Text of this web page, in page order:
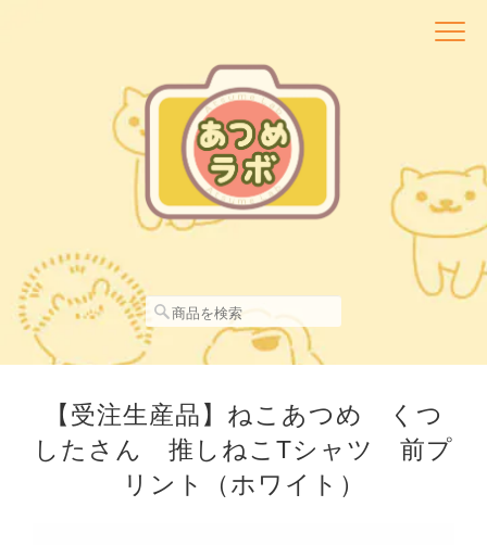
【受注生産品】ねこあつめ くつ
したさん 推しねこTシャツ 前プ
リント（ホワイト）